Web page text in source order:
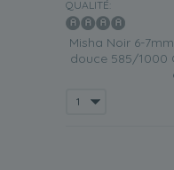
QUALITÉ:
Misha Noir 6-
douce 585/1000